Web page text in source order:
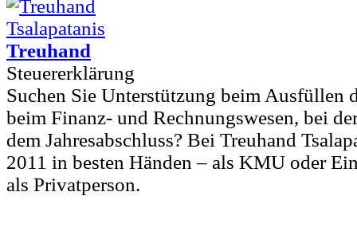
Treuhand
Steuererklärung
Suchen Sie Unterstützung beim Ausfüllen
beim Finanz- und Rechnungswesen, bei
dem Jahresabschluss? Bei Treuhand
2011 in besten Händen – als KMU oder
als Privatperson.